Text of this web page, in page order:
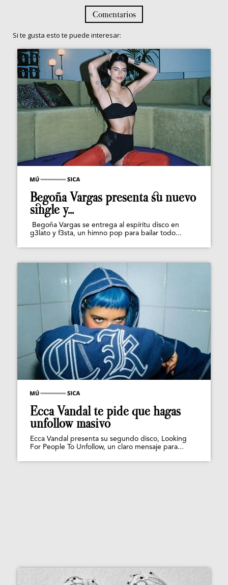
Comentarios
Si te gusta esto te puede interesar:
Begoña Vargas presenta su nuevo
single y...
Begoña Vargas se entrega al espíritu disco en
g3lato y f3sta, un himno pop para bailar todo...
Ecca Vandal te pide que hagas
unfollow masivo
Ecca Vandal presenta su segundo disco, Looking
For People To Unfollow, un claro mensaje para...